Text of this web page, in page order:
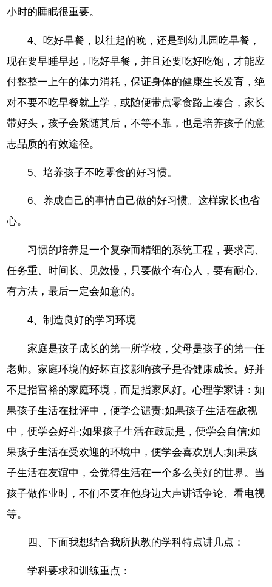
小时的睡眠很重要。
4、吃好早餐，以往起的晚，还是到幼儿园吃早餐，
现在要早睡早起，吃好早餐，并且还要吃好吃饱，才能应
付整整一上午的体力消耗，保证身体的健康生长发育，绝
对不要不吃早餐就上学，或随便带点零食路上凑合，家长
带好头，孩子会紧随其后，不等不靠，也是培养孩子的意
志品质的有效途径。
5、培养孩子不吃零食的好习惯。
6、养成自己的事情自己做的好习惯。这样家长也省
心。
习惯的培养是一个复杂而精细的系统工程，要求高、
任务重、时间长、见效慢，只要做个有心人，要有耐心、
有方法，最后一定会如意的。
4、制造良好的学习环境
家庭是孩子成长的第一所学校，父母是孩子的第一任
老师。家庭环境的好坏直接影响孩子是否健康成长。好并
不是指富裕的家庭环境，而是指家风好。心理学家讲：如
果孩子生活在批评中，便学会谴责;如果孩子生活在敌视
中，便学会好斗;如果孩子生活在鼓励是，便学会自信;如
果孩子生活在受欢迎的环境中，便学会喜欢别人;如果孩
子生活在友谊中，会觉得生活在一个多么美好的世界。当
孩子做作业时，不们不要在他身边大声讲话争论、看电视
等。
四、下面我想结合我所执教的学科特点讲几点：
学科要求和训练重点：